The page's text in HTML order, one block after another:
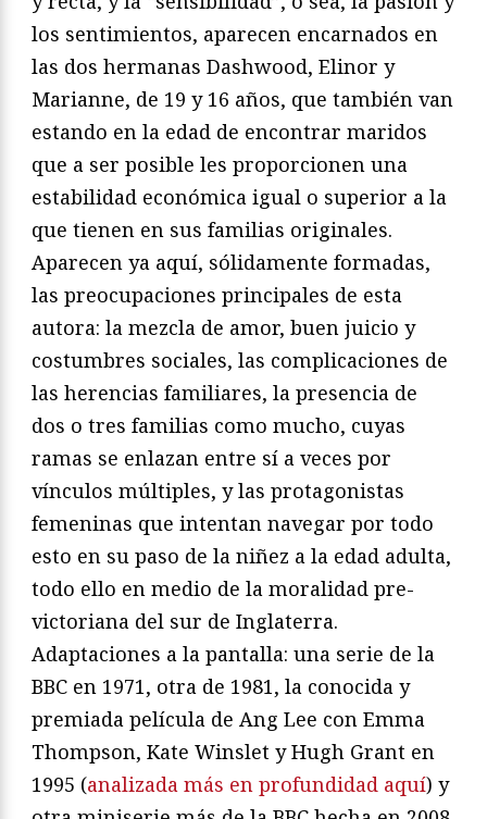
los sentimientos, aparecen encarnados en
las dos hermanas Dashwood, Elinor y
Marianne, de 19 y 16 años, que también van
estando en la edad de encontrar maridos
que a ser posible les proporcionen una
estabilidad económica igual o superior a la
que tienen en sus familias originales.
Aparecen ya aquí, sólidamente formadas,
las preocupaciones principales de esta
autora: la mezcla de amor, buen juicio y
costumbres sociales, las complicaciones de
las herencias familiares, la presencia de
dos o tres familias como mucho, cuyas
ramas se enlazan entre sí a veces por
vínculos múltiples, y las protagonistas
femeninas que intentan navegar por todo
esto en su paso de la niñez a la edad adulta,
todo ello en medio de la moralidad pre-
victoriana del sur de Inglaterra.
Adaptaciones a la pantalla: una serie de la
BBC en 1971, otra de 1981, la conocida y
premiada película de Ang Lee con Emma
Thompson, Kate Winslet y Hugh Grant en
1995 (analizada más en profundidad aquí) y